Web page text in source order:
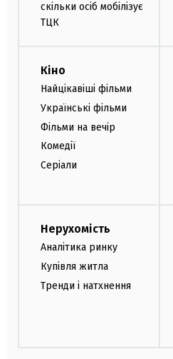
скільки осіб мобілізує
ТЦК
Кіно
Найцікавіші фільми
Українські фільми
Фільми на вечір
Комедії
Серіали
Нерухомість
Аналітика ринку
Купівля житла
Тренди і натхнення